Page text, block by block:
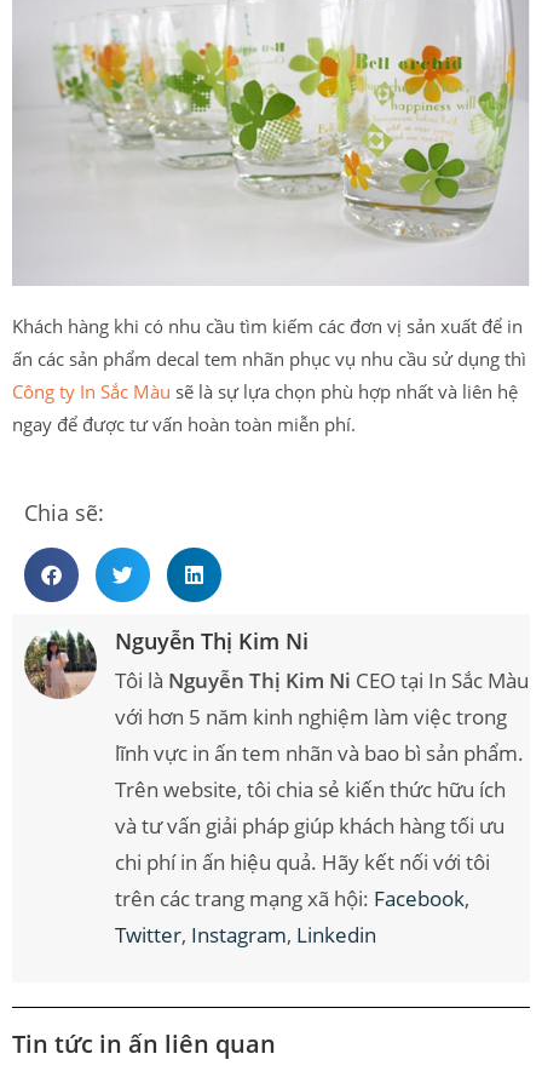
Khách hàng khi có nhu cầu tìm kiếm các đơn vị sản xuất để in
ấn các sản phẩm decal tem nhãn phục vụ nhu cầu sử dụng thì
Công ty In Sắc Màu sẽ là sự lựa chọn phù hợp nhất và liên hệ
ngay để được tư vấn hoàn toàn miễn phí.
Chia sẽ:
Nguyễn Thị Kim Ni
Tôi là Nguyễn Thị Kim Ni CEO tại In Sắc Màu
với hơn 5 năm kinh nghiệm làm việc trong
lĩnh vực in ấn tem nhãn và bao bì sản phẩm.
Trên website, tôi chia sẻ kiến thức hữu ích
và tư vấn giải pháp giúp khách hàng tối ưu
chi phí in ấn hiệu quả. Hãy kết nối với tôi
trên các trang mạng xã hội: Facebook,
Twitter, Instagram, Linkedin
Tin tức in ấn liên quan